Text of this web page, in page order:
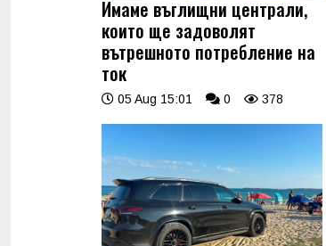
Имаме въглищни централи,
които ще задоволят
вътрешното потребление на
ток
05 Aug 15:01 0 378